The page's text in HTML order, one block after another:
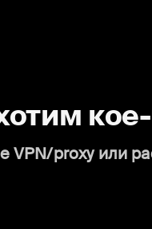
VPN/proxy или